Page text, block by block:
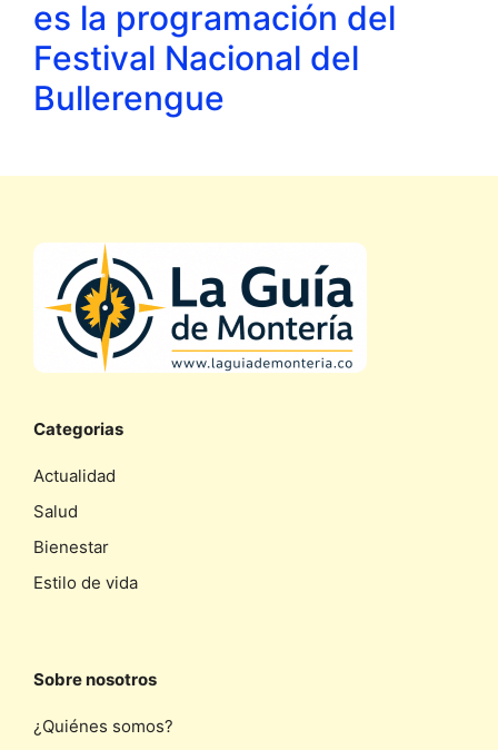
es la programación del
Festival Nacional del
Bullerengue
Categorias
Actualidad
Salud
Bienestar
Estilo de vida
Sobre nosotros
¿Quiénes somos?